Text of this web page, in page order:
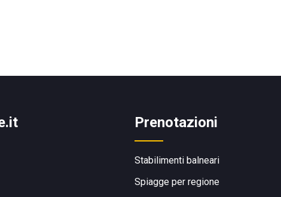
Prenotazioni
Stabilimenti balneari
Spiagge per regione